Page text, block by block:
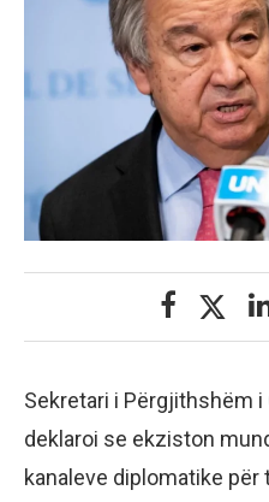
Sekretari i Përgjithshëm i
deklaroi se ekziston
kanaleve diplomatike për